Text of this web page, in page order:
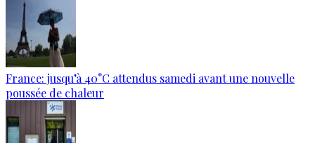
France: jusqu’à 40°C attendus samedi avant une nouvelle
poussée de chaleur